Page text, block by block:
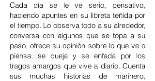
Cada día se le ve serio, pensativo,
haciendo apuntes en su libreta teñida por
el tiempo. Lo observa todo a su alrededor,
conversa con algunos que se topa a su
paso, ofrece su opinión sobre lo que ve o
piensa, se queja y se enfada por los
tragos amargos que vive a diario. Cuenta
sus muchas historias de marinero,